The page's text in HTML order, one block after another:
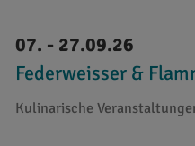
07. - 27.09.26
Federweisser &
Kulinarische